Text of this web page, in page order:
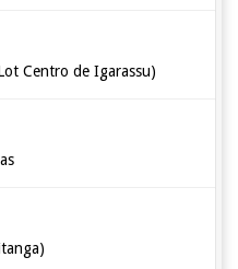
Centro de Igarassu)